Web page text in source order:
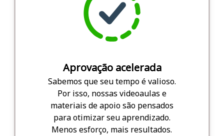
Aprovação acelerada
Sabemos que seu tempo é valioso.
Por isso, nossas videoaulas e
materiais de apoio são pensados
para otimizar seu aprendizado.
Menos esforço, mais resultados.